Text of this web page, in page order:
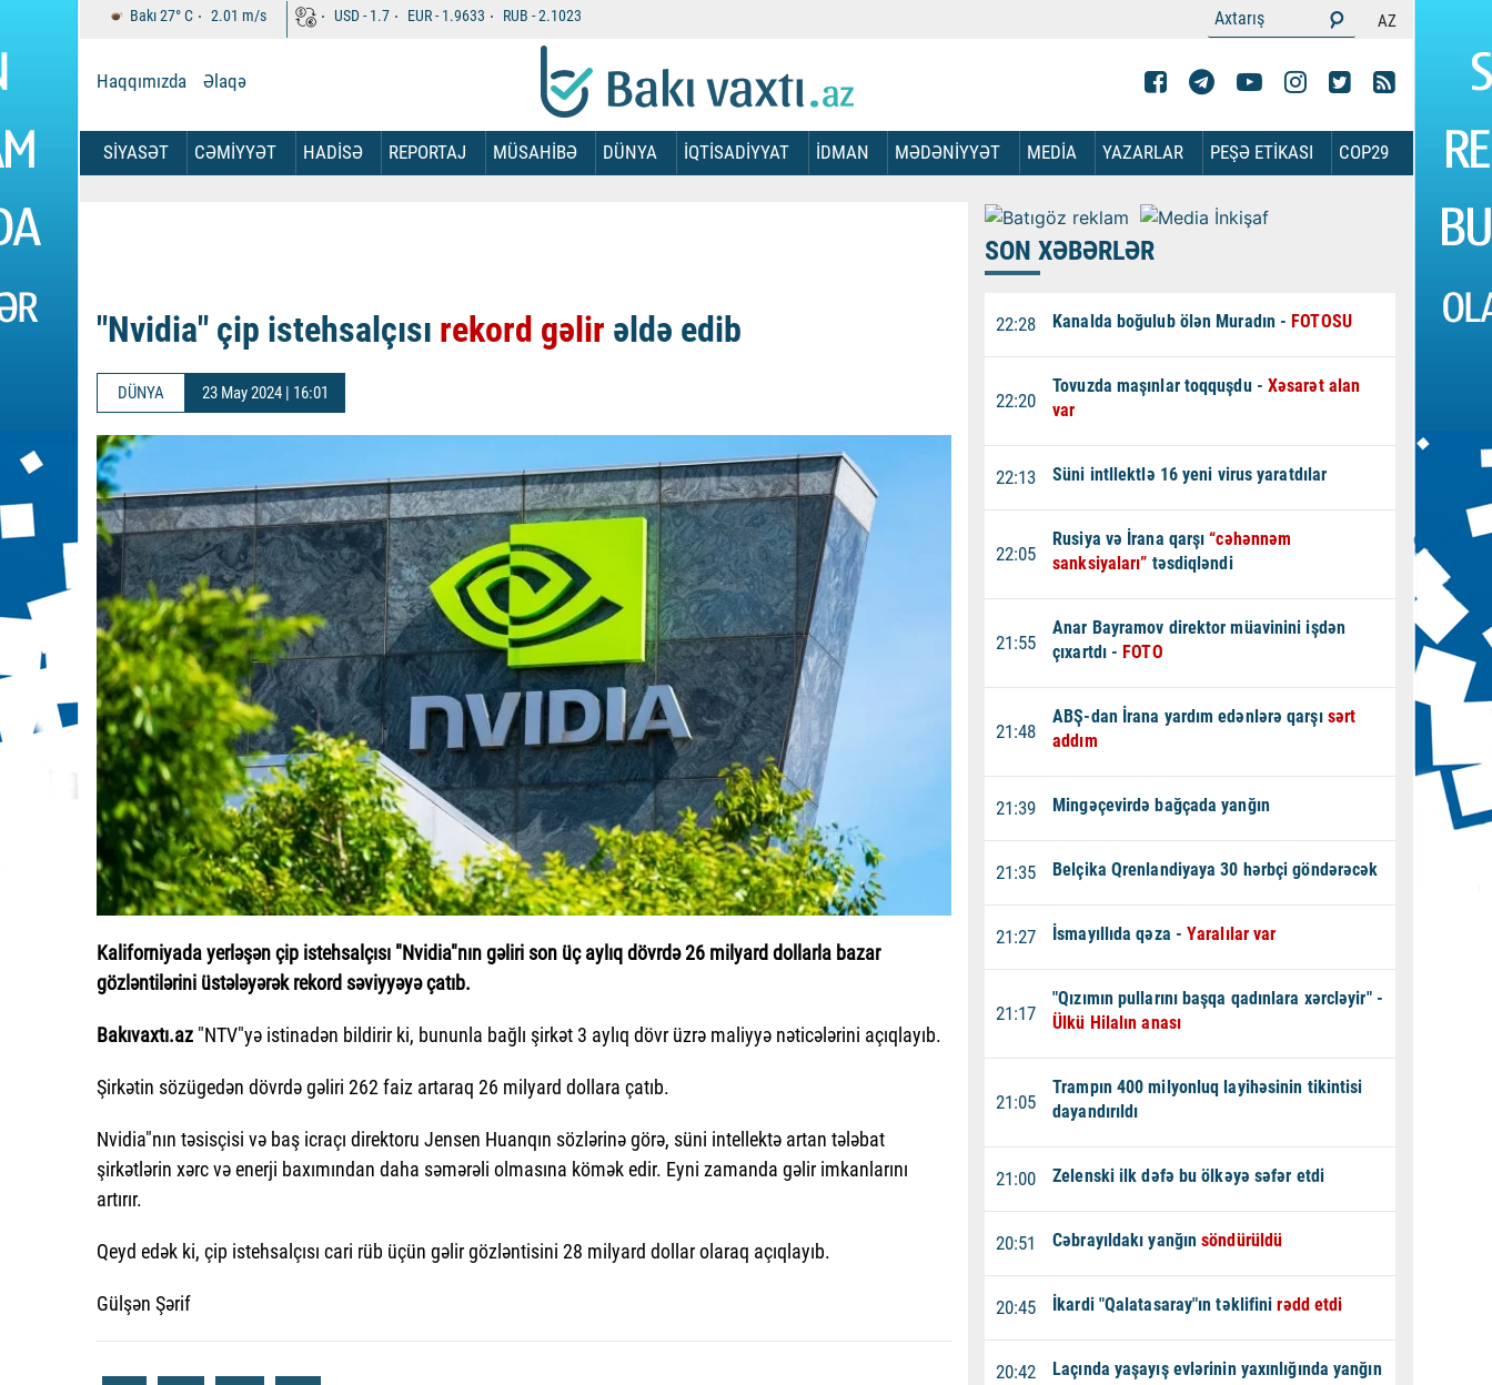
Bakı27°C 2.01 m/s USD -1.7 EUR -1.9633 RUB -2.1023 AZ
Haqqımızda Əlaqə
SİYASƏT CƏMİYYƏT HADİSƏ REPORTAJ MÜSAHİBƏ DÜNYA İQTİSADİYYAT İDMAN MƏDƏNİYYƏT MEDİA YAZARLAR PEŞƏ ETİKASI COP29
"Nvidia" çip istehsalçısı rekord gəlir əldə edib
DÜNYA 23 May 2024 | 16:01
Kaliforniyada yerləşən çip istehsalçısı "Nvidia"nın gəliri son üç aylıq dövrdə 26 milyard dollarla bazar
gözləntilərini üstələyərək rekord səviyyəyə çatıb.
Bakıvaxtı.az"NTV"yə istinadən bildirir ki, bununla bağlı şirkət 3 aylıq dövr üzrə maliyyə nəticələrini açıqlayıb.
Şirkətin sözügedən dövrdə gəliri 262 faiz artaraq 26 milyard dollara çatıb.
Nvidia"nın təsisçisi və baş icraçı direktoru Jensen Huanqın sözlərinə görə, süni intellektə artan tələbat
şirkətlərin xərc və enerji baxımından daha səmərəli olmasına kömək edir. Eyni zamanda gəlir imkanlarını
artırır.
Qeyd edək ki, çip istehsalçısı cari rüb üçün gəlir gözləntisini 28 milyard dollar olaraq açıqlayıb.
Gülşən Şərif
SON XƏBƏRLƏR
22:28 Kanalda boğulub ölən Muradın - FOTOSU
22:20
Tovuzda maşınlar toqquşdu - Xəsarət alan
var
22:13 Süni intllektlə 16 yeni virus yaratdılar
22:05
Rusiya və İrana qarşı “cəhənnəm
sanksiyaları” təsdiqləndi
21:55
Anar Bayramov direktor müavinini işdən
çıxartdı - FOTO
21:48
ABŞ-dan İrana yardım edənlərə qarşı sərt
addım
21:39 Mingəçevirdə bağçada yanğın
21:35 Belçika Qrenlandiyaya 30 hərbçi göndərəcək
21:27 İsmayıllıda qəza -Yaralılar var
21:17
"Qızımın pullarını başqa qadınlara xərcləyir" -
Ülkü Hilalın anası
21:05
Trampın 400 milyonluq layihəsinin tikintisi
dayandırıldı
21:00 Zelenski ilk dəfə bu ölkəyə səfər etdi
20:51 Cəbrayıldakı yanğınsöndürüldü
20:45 İkardi "Qalatasaray"ın təklifinirədd etdi
20:42 Laçında yaşayış evlərinin yaxınlığında yanğın